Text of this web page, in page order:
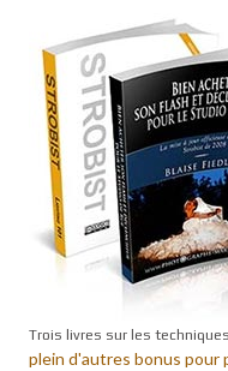
Trois livres sur les techniques
plein d'autres bonus pour